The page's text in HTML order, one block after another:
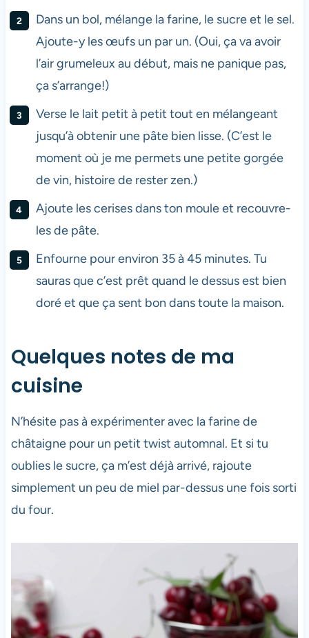
Dans un bol, mélange la farine, le sucre et le sel.
Ajoute-y les œufs un par un. (Oui, ça va avoir
l’air grumeleux au début, mais ne panique pas,
ça s’arrange!)
Verse le lait petit à petit tout en mélangeant
jusqu’à obtenir une pâte bien lisse. (C’est le
moment où je me permets une petite gorgée
de vin, histoire de rester zen.)
Ajoute les cerises dans ton moule et recouvre-
les de pâte.
Enfourne pour environ 35 à 45 minutes. Tu
sauras que c’est prêt quand le dessus est bien
doré et que ça sent bon dans toute la maison.
Quelques notes de ma
cuisine
N’hésite pas à expérimenter avec la farine de
châtaigne pour un petit twist automnal. Et si tu
oublies le sucre, ça m’est déjà arrivé, rajoute
simplement un peu de miel par-dessus une fois sorti
du four.